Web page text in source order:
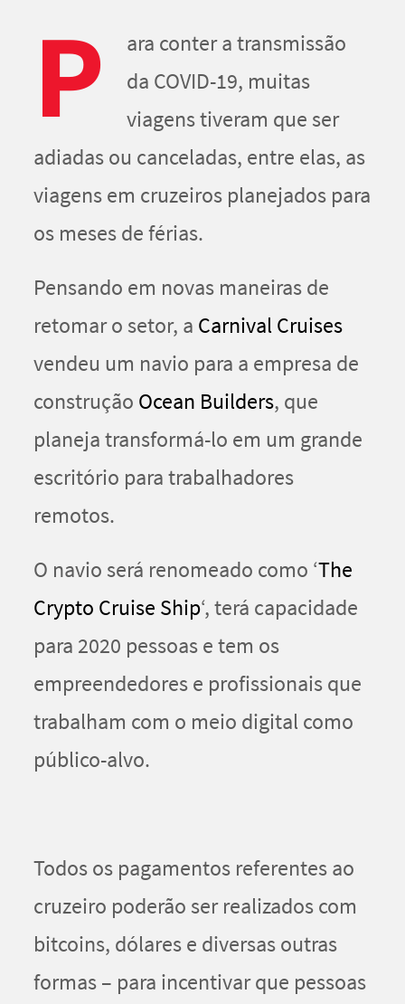
P
ara conter a transmissão
da COVID-19, muitas
viagens tiveram que ser
adiadas ou canceladas, entre elas, as
viagens em cruzeiros planejados para
os meses de férias.
Pensando em novas maneiras de
retomar o setor, a Carnival Cruises
vendeu um navio para a empresa de
construção Ocean Builders, que
planeja transformá-lo em um grande
escritório para trabalhadores
remotos.
O navio será renomeado como ‘The
Crypto Cruise Ship‘, terá capacidade
para 2020 pessoas e tem os
empreendedores e profissionais que
trabalham com o meio digital como
público-alvo.
Todos os pagamentos referentes ao
cruzeiro poderão ser realizados com
bitcoins, dólares e diversas outras
formas – para incentivar que pessoas